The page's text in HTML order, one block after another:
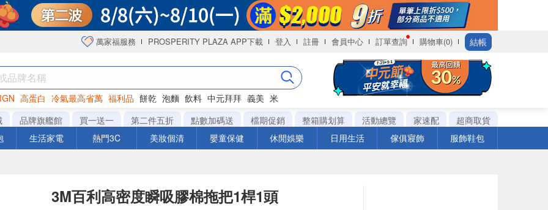
萬家福服務 PROSPERITY PLAZA APP下載 登入 註冊 會員中心 訂單查詢 購物車(0) 結帳
高蛋白 冷氣最高省萬 福利品 餅乾 泡麵 飲料 中元拜拜 義美 米
洋芋片
品牌旗艦館 買一送一 第二件五折 點數加碼送 檔期促銷 整箱購划算 活動總覽 家速配
超商取貨
生活家電 熱門3C 美妝個清 嬰童保健 休閒娛樂 日用生活 傢俱寢飾 服飾鞋包
3M百利高密度瞬吸膠棉拖把1桿1頭